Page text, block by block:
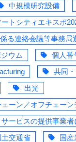
中規模研究設備
トシティエキスポ
る連絡会議等事務
ウム
個人番
共同
出光
ーン／オフチェー
ービスの提供事業
土交通省
国産